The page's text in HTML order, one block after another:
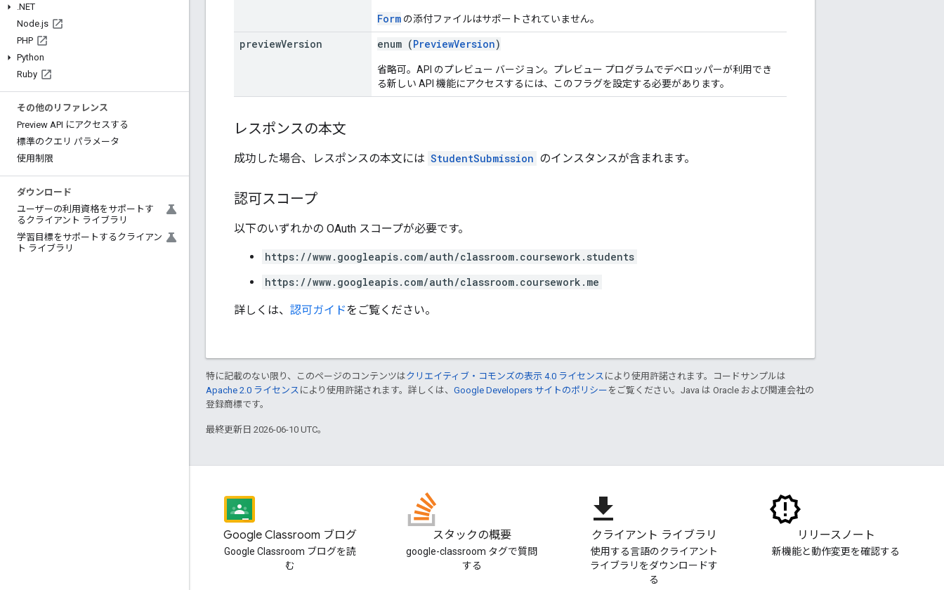
.NET
Node.js
PHP
Python
Ruby
その他のリファレンス
Preview API にアクセスする
標準のクエリ パラメータ
使用制限
ダウンロード
ユーザーの利用資格をサポートす
るクライアント ライブラリ
学習目標をサポートするクライアン
ト ライブラリ
Form の添付ファイルはサポートされていません。
previewVersion enum (PreviewVersion)
省略可。API のプレビュー バージョン。プレビュー プログラムでデベロッパーが利用でき
る新しい API 機能にアクセスするには、このフラグを設定する必要があります。
レスポンスの本文
成功した場合、レスポンスの本文には StudentSubmission のインスタンスが含まれます。
認可スコープ
以下のいずれかの OAuth スコープが必要です。
https://www.googleapis.com/auth/classroom.coursework.students
https://www.googleapis.com/auth/classroom.coursework.me
詳しくは、 認可ガイドをご覧ください。
特に記載のない限り、このページのコンテンツはクリエイティブ・コモンズの表示 4.0 ライセンス により使用許諾されます。コードサンプルは
Apache 2.0 ライセンス により使用許諾されます。詳しくは、 Google Developers サイトのポリシー をご覧ください。Java は Oracle および関連会社の
登録商標です。
最終更新日 2026-06-10 UTC。
Google Classroom ブログ
Google Classroom ブログを読
む
スタックの概要
google-classroom タグで質問
する
file_download
クライアント ライブラリ
使用する言語のクライアント
ライブラリをダウンロードす
る
リリースノート
新機能と動作変更を確認する